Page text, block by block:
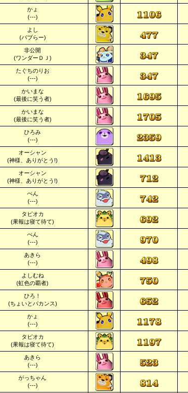
かょ
(---)
よし
(バブらー)
非公開
(ワンダーＤＪ)
たぐちのりお
(---)
かいまな
(最後に笑う者)
かいまな
(最後に笑う者)
ひろみ
(---)
オーシャン
(神様、ありがとう!)
オーシャン
(神様、ありがとう!)
ぺん
(---)
タピオカ
(果報は寝て待て)
ぺん
(---)
あきら
(---)
よしむね
(虹色の覇者)
ひろ！
(ちょいとバカンス)
かょ
(---)
タピオカ
(果報は寝て待て)
あきら
(---)
がっちゃん
(---)